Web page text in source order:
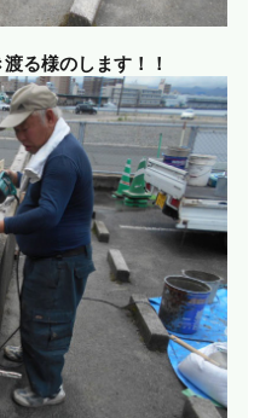
る様のします！！